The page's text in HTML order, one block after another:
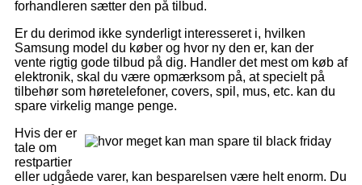
forhandleren sætter den på tilbud.
Er du derimod ikke synderligt interesseret i, hvilken
Samsung model du køber og hvor ny den er, kan der
vente rigtig gode tilbud på dig. Handler det mest om køb af
elektronik, skal du være opmærksom på, at specielt på
tilbehør som høretelefoner, covers, spil, mus, etc. kan du
spare virkelig mange penge.
Hvis der er
tale om
restpartier
eller udgåede varer, kan besparelsen være helt enorm. Du